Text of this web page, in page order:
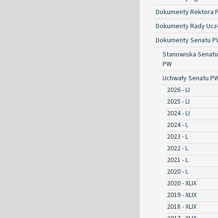
Dokumenty Rektora
Dokumenty Rady
Dokumenty Senatu
Stanowiska Senatu
PW
Uchwały Senatu
2026 - LI
2025 - LI
2024 - LI
2024 - L
2023 - L
2022 - L
2021 - L
2020 - L
2020 - XLIX
2019 - XLIX
2018 - XLIX